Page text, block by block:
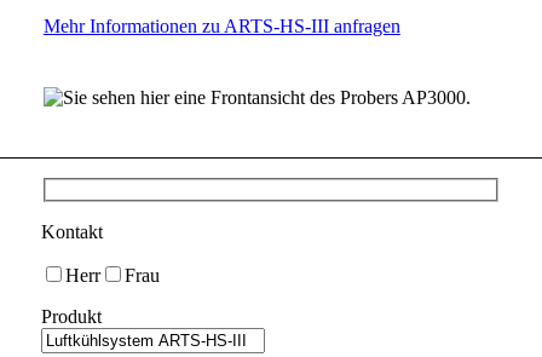
Mehr Informationen zu ARTS-HS-III anfragen
Kontakt
Herr
Frau
Produkt